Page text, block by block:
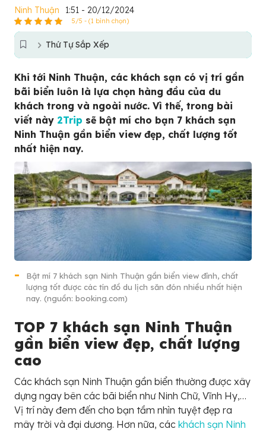
Ninh Thuận 1:51 - 20/12/2024
5/5 - (1 bình chọn)
Thứ Tự Sắp Xếp
Khi tới Ninh Thuận, các khách sạn có vị trí gần
bãi biển luôn là lựa chọn hàng đầu của du
khách trong và ngoài nước. Vì thế, trong bài
viết này 2Trip sẽ bật mí cho bạn 7 khách sạn
Ninh Thuận gần biển view đẹp, chất lượng tốt
nhất hiện nay.
Bật mí 7 khách sạn Ninh Thuận gần biển view đỉnh, chất
lượng tốt được các tín đồ du lịch săn đón nhiều nhất hiện
nay. (nguồn: booking.com)
TOP 7 khách sạn Ninh Thuận
gần biển view đẹp, chất lượng
cao
Các khách sạn Ninh Thuận gần biển thường được xây
dựng ngay bên các bãi biển như Ninh Chữ, Vĩnh Hy,…
Vị trí này đem đến cho bạn tầm nhìn tuyệt đẹp ra
mây trời và đại dương. Hơn nữa, các khách sạn Ninh